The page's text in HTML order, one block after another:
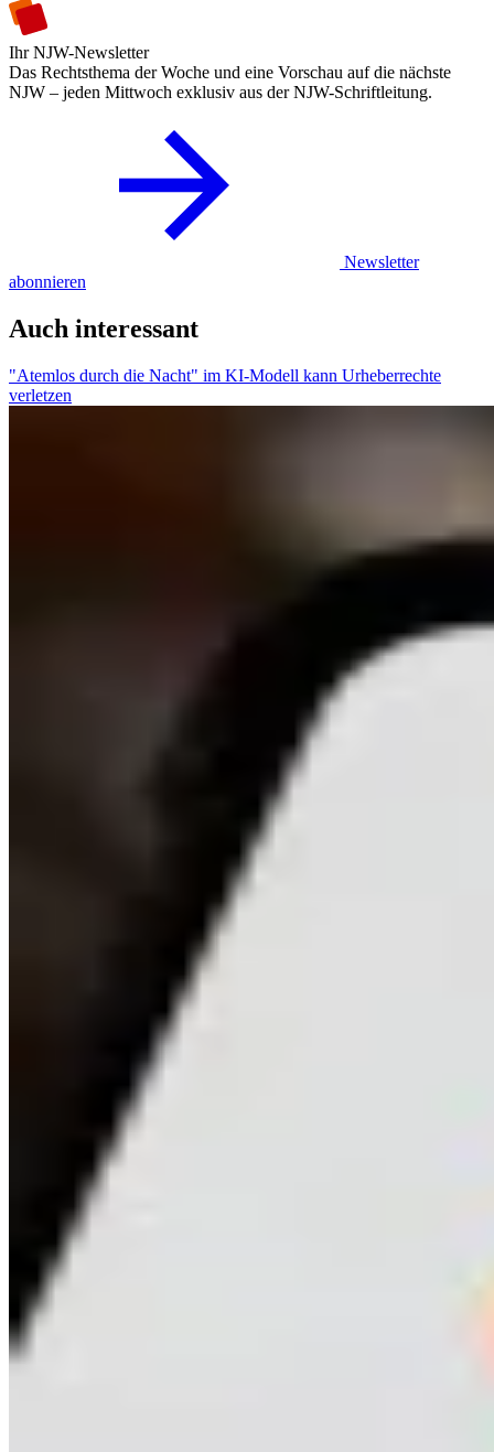
Ihr NJW-Newsletter
Das Rechtsthema der Woche und eine Vorschau auf die nächste
NJW – jeden Mittwoch exklusiv aus der NJW-Schriftleitung.
Newsletter
abonnieren
Auch interessant
"Atemlos durch die Nacht" im KI-Modell kann Urheberrechte
verletzen